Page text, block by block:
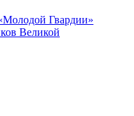
Гвардии»
Великой